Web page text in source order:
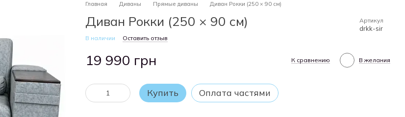
Главная Диваны Прямые диваны Диван Рокки (250 × 90 см)
Диван Рокки (250 × 90 см) Артикул
drkk-sir
В наличии Оставить отзыв
19 990 грн К сравнению В желания
Купить Оплата частями